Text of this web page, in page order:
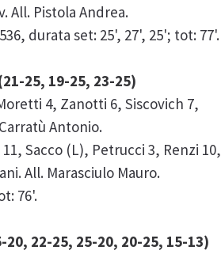
All. Pistola Andrea.
durata set: 25', 27', 25'; tot: 77'.
(21-25, 19-25, 23-25)
4, Zanotti 6, Siscovich 7,
Antonio.
Sacco (L), Petrucci 3, Renzi 10,
All. Marasciulo Mauro.
76'.
20, 22-25, 25-20, 20-25, 15-13)